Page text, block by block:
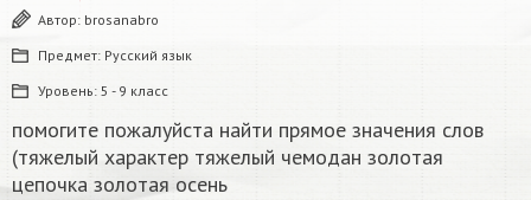
Автор: brosanabro
Предмет: Русский язык
Уровень: 5 - 9 класс
помогите пожалуйста найти прямое значения слов
(тяжелый характер тяжелый чемодан золотая
цепочка золотая осень